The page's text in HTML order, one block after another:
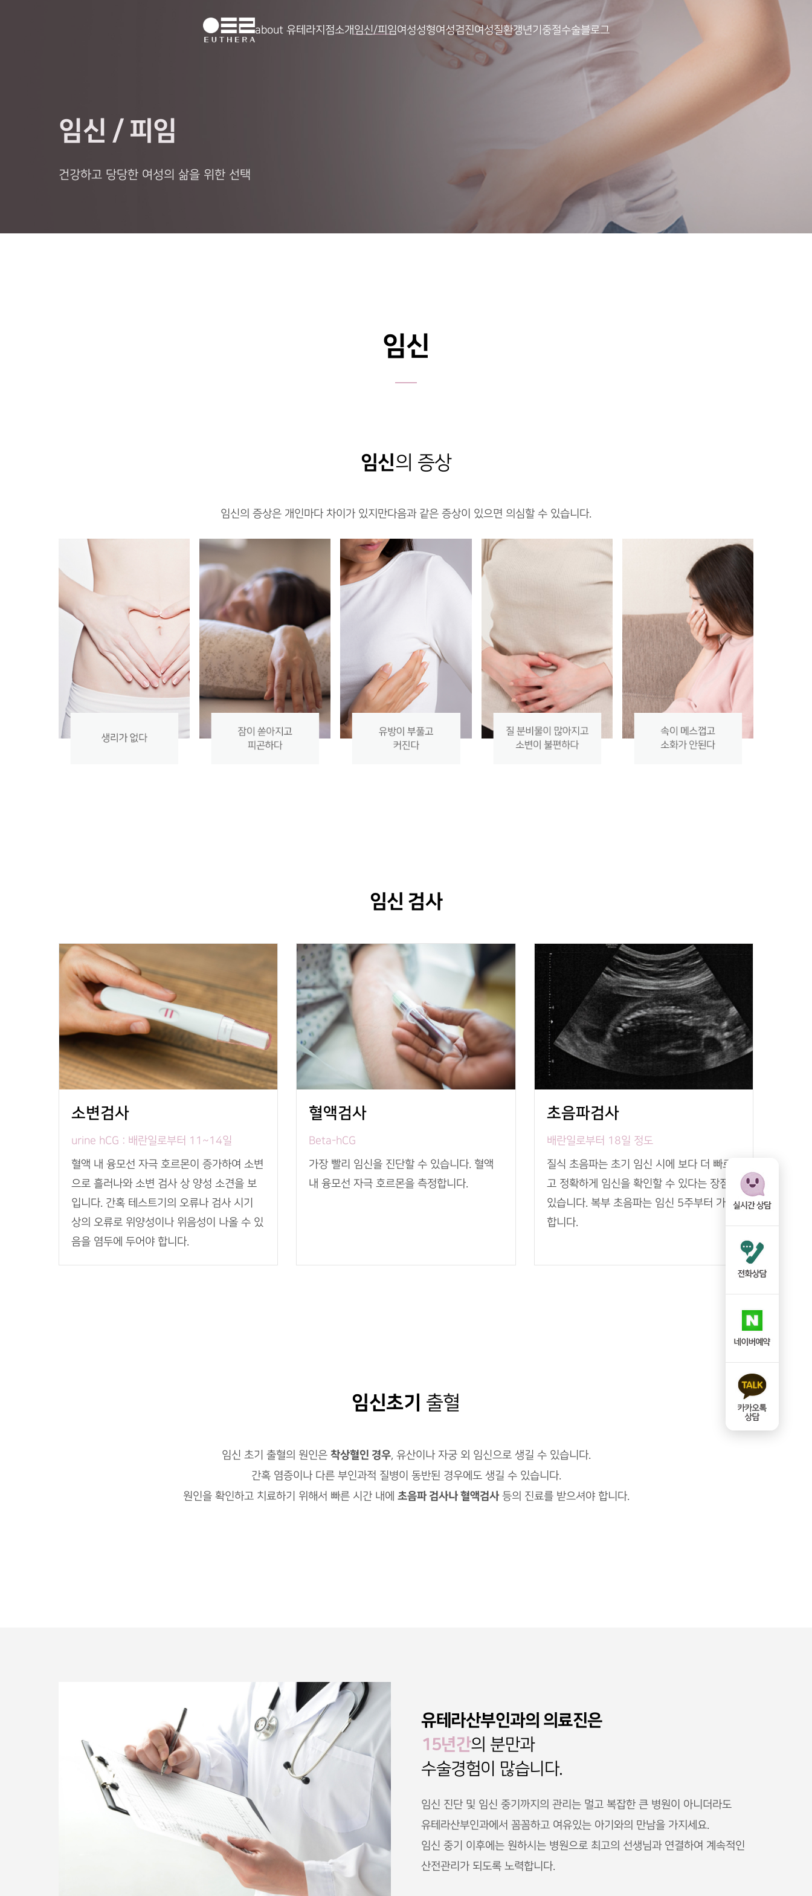
about 유테라지점소개임신/피임여성성형여성검진여성질환갱년기 중절수술블로그
임신 / 피임
건강하고 당당한 여성의 삶을 위한 선택
임신
임신의 증상
임신의 증상은 개인마다 차이가 있지만다음과 같은 증상이 있으면 의심할 수 있습니다.
임신 검사
소변검사
urine hCG : 배란일로부터 11~14일
혈액 내 융모선 자극 호르몬이 증가하여 소변
으로 흘러나와 소변 검사 상 양성 소견을 보
입니다. 간혹 테스트기의 오류나 검사 시기
상의 오류로 위양성이나 위음성이 나올 수 있
음을 염두에 두어야 합니다.
혈액검사
Beta-hCG
가장 빨리 임신을 진단할 수 있습니다. 혈액
내 융모선 자극 호르몬을 측정합니다.
초음파검사
배란일로부터 18일 정도
질식 초음파는 초기 임신 시에 보다 더 빠르
고 정확하게 임신을 확인할 수 있다는 장점이
있습니다. 복부 초음파는 임신 5주부터 가능
합니다.
임신초기 출혈
임신 초기 출혈의 원인은 착상혈인 경우, 유산이나 자궁 외 임신으로 생길 수 있습니다.
간혹 염증이나 다른 부인과적 질병이 동반된 경우에도 생길 수 있습니다.
원인을 확인하고 치료하기 위해서 빠른 시간 내에 초음파 검사나 혈액검사등의 진료를 받으셔야 합니다.
유테라산부인과의 의료진은
15년간의 분만과
수술경험이 많습니다.
임신 진단 및 임신 중기까지의 관리는 멀고 복잡한 큰 병원이 아니더라도
유테라산부인과에서 꼼꼼하고 여유있는 아기와의 만남을 가지세요.
임신 중기 이후에는 원하시는 병원으로 최고의 선생님과 연결하여 계속적인
산전관리가 되도록 노력합니다.